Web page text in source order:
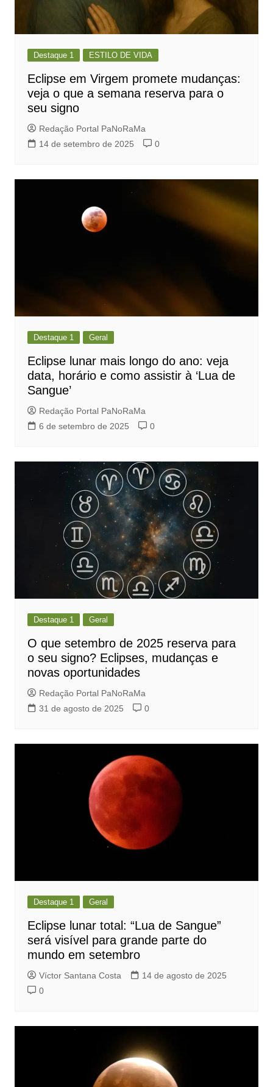
Destaque 1 ESTILO DE VIDA
Eclipse em Virgem promete mudanças:
veja o que a semana reserva para o
seu signo
Redação Portal PaNoRaMa
14 de setembro de 2025
0
Destaque 1 Geral
Eclipse lunar mais longo do ano: veja
data, horário e como assistir à ‘Lua de
Sangue’
Redação Portal PaNoRaMa
6 de setembro de 2025
0
Destaque 1 Geral
O que setembro de 2025 reserva para
o seu signo? Eclipses, mudanças e
novas oportunidades
Redação Portal PaNoRaMa
31 de agosto de 2025
0
Destaque 1 Geral
Eclipse lunar total: “Lua de Sangue”
será visível para grande parte do
mundo em setembro
Víctor Santana Costa
14 de agosto de 2025
0